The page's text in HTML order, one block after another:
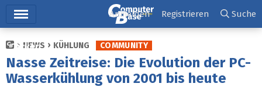
Ticker
Tests
Anmelden Registrieren Suche
NEWS KÜHLUNG COMMUNITY
Nasse Zeitreise: Die Evolution der PC-
Wasser­kühlung von 2001 bis heute